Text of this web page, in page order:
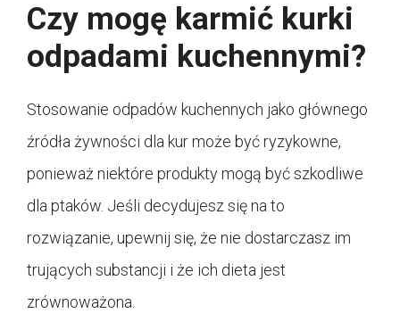
Czy mogę karmić kurki
odpadami kuchennymi?
Stosowanie odpadów kuchennych jako głównego
źródła żywności dla kur może być ryzykowne,
ponieważ niektóre produkty mogą być szkodliwe
dla ptaków. Jeśli decydujesz się na to
rozwiązanie, upewnij się, że nie dostarczasz im
trujących substancji i że ich dieta jest
zrównoważona.